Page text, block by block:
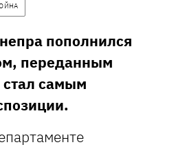
пополнился
переданным
самым